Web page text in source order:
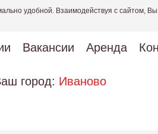
удобной. Взаимодействуя с сайтом,
Вакансии Аренда
город: Иваново